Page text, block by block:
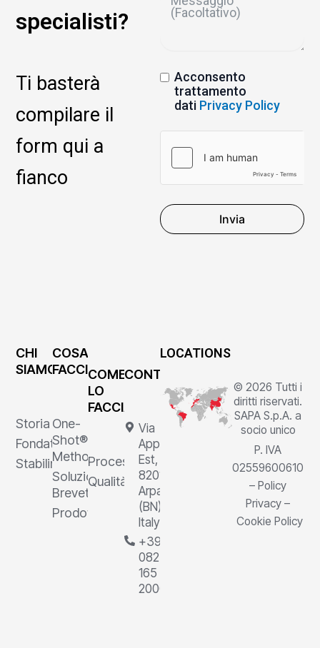
specialisti?
Ti basterà
compilare il
form qui a
fianco
Acconsento
trattamento
dati Privacy Policy
Invia
CHI
SIAMO
Storia
Fondatore
Stabilimenti
COSA
FACCIAMO
One-
Shot®
Method
Soluzioni
Brevettate
Prodotti
COME
LO
FACCIAMO
Processi
Qualità
CONTATTI
Via
Appia
Est, 1,
82011
Arpaia
(BN),
Italy
+39
0823
165
2000
LOCATIONS
© 2026 Tutti i
diritti riservati.
SAPA S.p.A. a
socio unico
P. IVA
02559600610
–Policy
Privacy –
Cookie Policy